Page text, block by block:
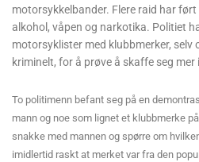
motorsykkelbander. Flere raid har
alkohol, våpen og narkotika. Politiet
motorsyklister med klubbmerker, selv
kriminelt, for å prøve å skaffe seg
To politimenn befant seg på en
mann og noe som lignet et klubbmerke
snakke med mannen og spørre om
imidlertid raskt at merket var fra den